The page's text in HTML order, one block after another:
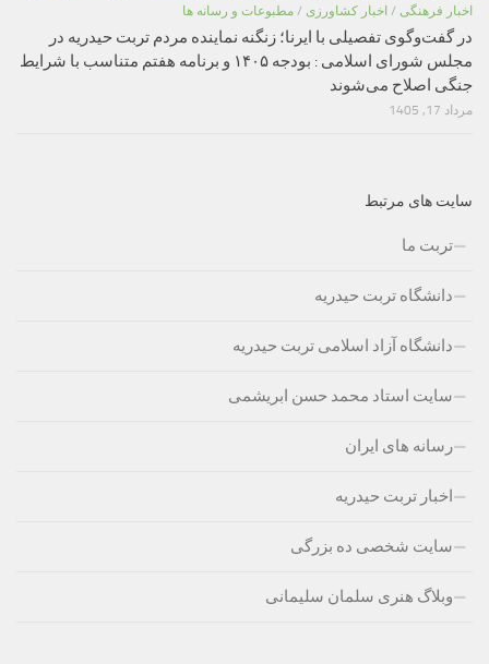
اخبار فرهنگی / اخبار کشاورزی / مطبوعات و رسانه ها
در گفت‌وگوی تفصیلی با ایرنا؛ زنگنه نماینده مردم تربت حیدریه در
مجلس شورای اسلامی : بودجه ۱۴۰۵ و برنامه هفتم متناسب با شرایط
جنگی اصلاح می‌شوند
مرداد 17, 1405
سایت های مرتبط
تربت ما
دانشگاه تربت حیدریه
دانشگاه آزاد اسلامی تربت حیدریه
سایت استاد محمد حسن ابریشمی
رسانه های ایران
اخبار تربت حیدریه
سایت شخصی ده بزرگی
وبلاگ هنری سلمان سلیمانی